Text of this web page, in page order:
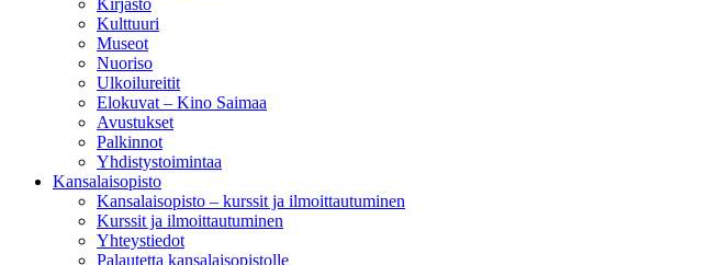
Kulttuuri
Museot
Nuoriso
Ulkoilureitit
Elokuvat – Kino Saimaa
Avustukset
Palkinnot
Yhdistystoimintaa
Kansalaisopisto
Kansalaisopisto – kurssit ja ilmoittautuminen
Kurssit ja ilmoittautuminen
Yhteystiedot
Palautetta kansalaisopistolle